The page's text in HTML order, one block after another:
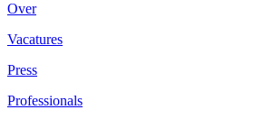
Over
Vacatures
Press
Professionals